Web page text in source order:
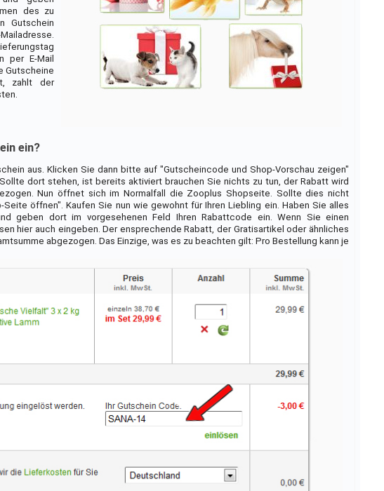
des zu
Gutschein
per E-Mail
Gutscheine
zahlt der
ein?
aus. Klicken Sie dann bitte auf "Gutscheincode und Shop-Vorschau zeigen"
dort stehen, ist bereits aktiviert brauchen Sie nichts zu tun, der Rabatt wird
Nun öffnet sich im Normalfall die Zooplus Shopseite. Sollte dies nicht
öffnen". Kaufen Sie nun wie gewohnt für Ihren Liebling ein. Haben Sie alles
geben dort im vorgesehenen Feld Ihren Rabattcode ein. Wenn Sie einen
hier auch eingeben. Der ensprechende Rabatt, der Gratisartikel oder ähnliches
abgezogen. Das Einzige, was es zu beachten gilt: Pro Bestellung kann je